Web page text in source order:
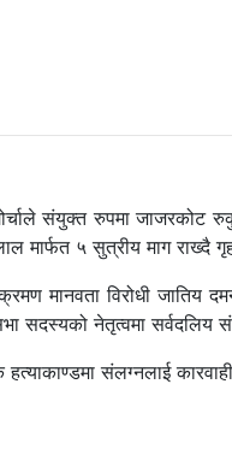
संयुक्त रुपमा जाजरकोट
५ सुत्रीय माग राख्दै
मानवता विरोधी जातिय
सदस्यको नेतृत्वमा सर्वदलिय
संलग्नलाई